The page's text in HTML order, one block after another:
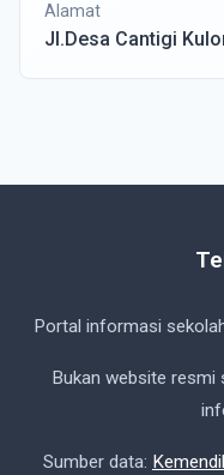
Alamat
Jl.Desa Cantigi
Portal informasi
Bukan website resmi
Sumber data: